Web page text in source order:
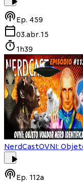
Ep. 459
03.abr.15
1h39
NerdCastOVNI:
Ep. 112a